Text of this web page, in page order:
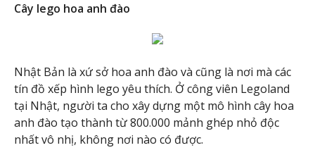
Cây lego hoa anh đào
Nhật Bản là xứ sở hoa anh đào và cũng là nơi mà các
tín đồ xếp hình lego yêu thích. Ở công viên Legoland
tại Nhật, người ta cho xây dựng một mô hình cây hoa
anh đào tạo thành từ 800.000 mảnh ghép nhỏ độc
nhất vô nhị, không nơi nào có được.